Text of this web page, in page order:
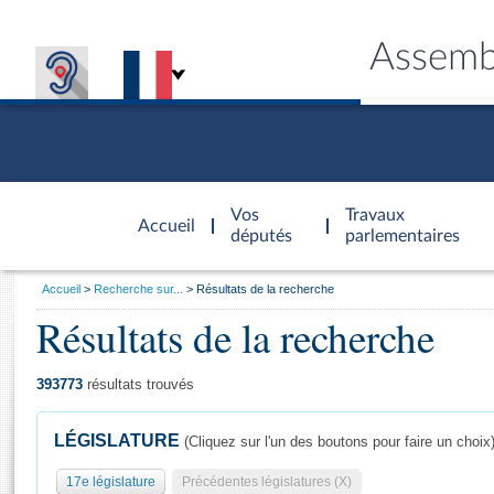
Accueil
d'accueil
Vos
députés
Travaux
parlementaires
Général
Vous
Accueil Recherche sur... Résultats de la recherche
Résultats de la recherche
393773 résultats trouvés
LÉGISLATURE (Cliquez sur l'un des boutons pour faire un choix)
17e législature Précédentes législatures (X)